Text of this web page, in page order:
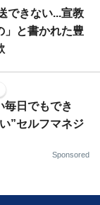
できない...宣教
」と書かれた豊
毎日でもでき
”セルフマネジ
Sponsored